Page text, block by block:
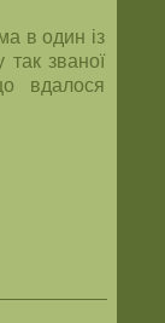
в один із
так званої
вдалося